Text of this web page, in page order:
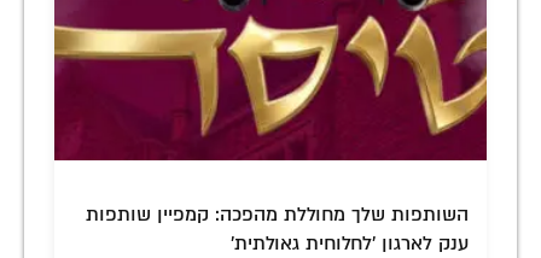
השותפות שלך מחוללת מהפכה: קמפיין שותפות
ענק לארגון 'לחלוחית גאולתית'